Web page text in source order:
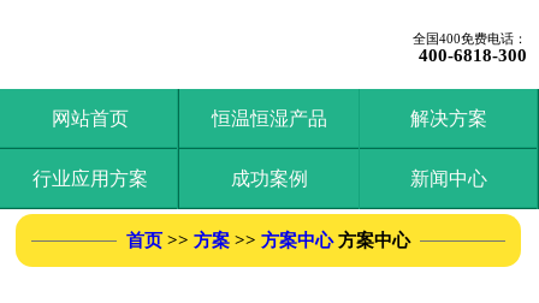
全国400免费电话：
400-6818-300
网站首页 恒温恒湿产品 解决方案
行业应用方案 成功案例 新闻中心
首页>> 方案>> 方案中心 方案中心